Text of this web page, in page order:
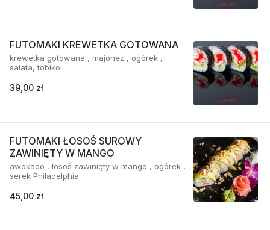
FUTOMAKI KREWETKA GOTOWANA
krewetka gotowana , majonez , ogórek ,
sałata, tobiko
39,00 zł
FUTOMAKI ŁOSOŚ SUROWY
ZAWINIĘTY W MANGO
awokado , łosoś zawinięty w mango , ogórek ,
serek Philadelphia
45,00 zł